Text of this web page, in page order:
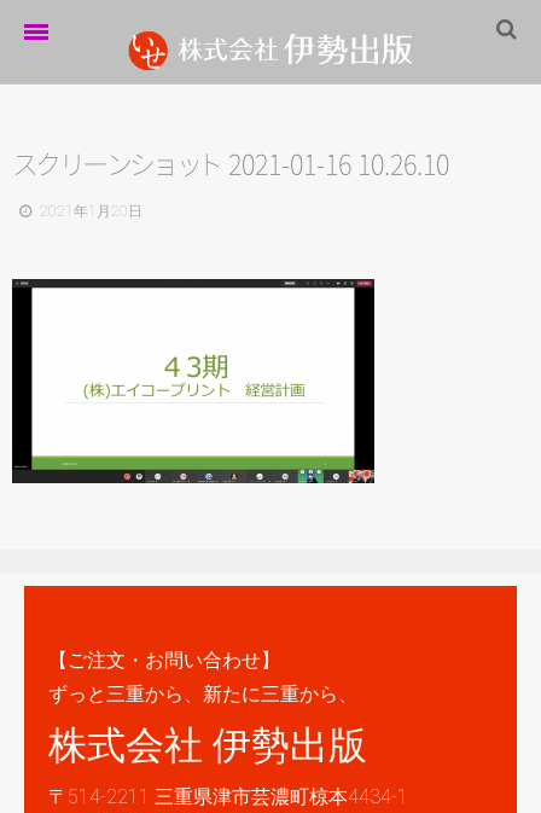
伊勢出版だより
営業案内
パートナーシップ
お問い合わせ
ス ク リーンショ ット 2021-01-16 10.26.10
2021年1月20日
【ご注文・お問い合わせ】
ずっと三重から、新たに三重から、
株式会社 伊勢出版
〒514-2211 三重県津市芸濃町椋本4434-1